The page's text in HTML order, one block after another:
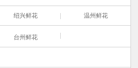
绍兴鲜花 温州鲜花
台州鲜花